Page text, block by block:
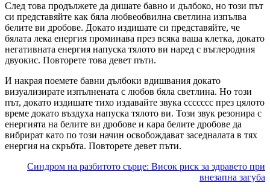
След това продължете да дишате бавно и дълбоко, но този път
си представяйте как бяла любвеобвилна светлина изпълва
белите ви дробове. Докато издишате си представяйте, че
бялата лека енергия проминава през всяка ваша клетка, докато
негативната енергия напуска тялото ви наред с въглеродния
двуокис. Повторете това девет пъти.
И накрая поемете бавни дълбоки вдишвания докато
визуализирате изпълнената с любов бяла светлина. Но този
път, докато издишате тихо издавайте звука ссссссс през цялото
време докато въздуха напуска тялото ви. Този звук резонира с
енергията на белите ви дробове и кара белите дробове да
вибрират като по този начин освобождават заседналата в тях
енергия на скръбта. Повторете девет пъти.
Синдром на разбитото сърце: Висок риск за здравето при
внезапна загуба